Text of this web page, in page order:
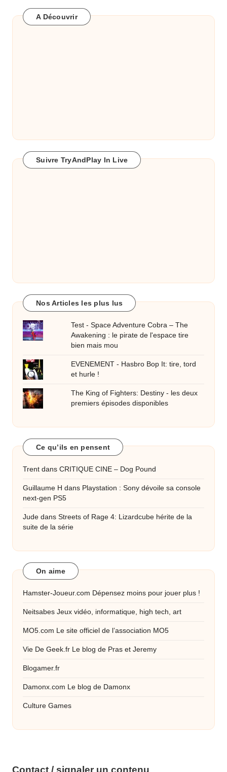
A Découvrir
Suivre TryAndPlay In Live
Nos Articles les plus lus
Test - Space Adventure Cobra – The
Awakening : le pirate de l'espace tire
bien mais mou
EVENEMENT - Hasbro Bop It: tire, tord
et hurle !
The King of Fighters: Destiny - les deux
premiers épisodes disponibles
Ce qu’ils en pensent
Trent dans CRITIQUE CINE – Dog Pound
Guillaume H dans Playstation : Sony dévoile sa console
next-gen PS5
Jude dans Streets of Rage 4: Lizardcube hérite de la
suite de la série
On aime
Hamster-Joueur.com Dépensez moins pour jouer plus !
Neitsabes Jeux vidéo, informatique, high tech, art
MO5.com Le site officiel de l’association MO5
Vie De Geek.fr Le blog de Pras et Jeremy
Blogamer.fr
Damonx.com Le blog de Damonx
Culture Games
Contact / signaler un contenu